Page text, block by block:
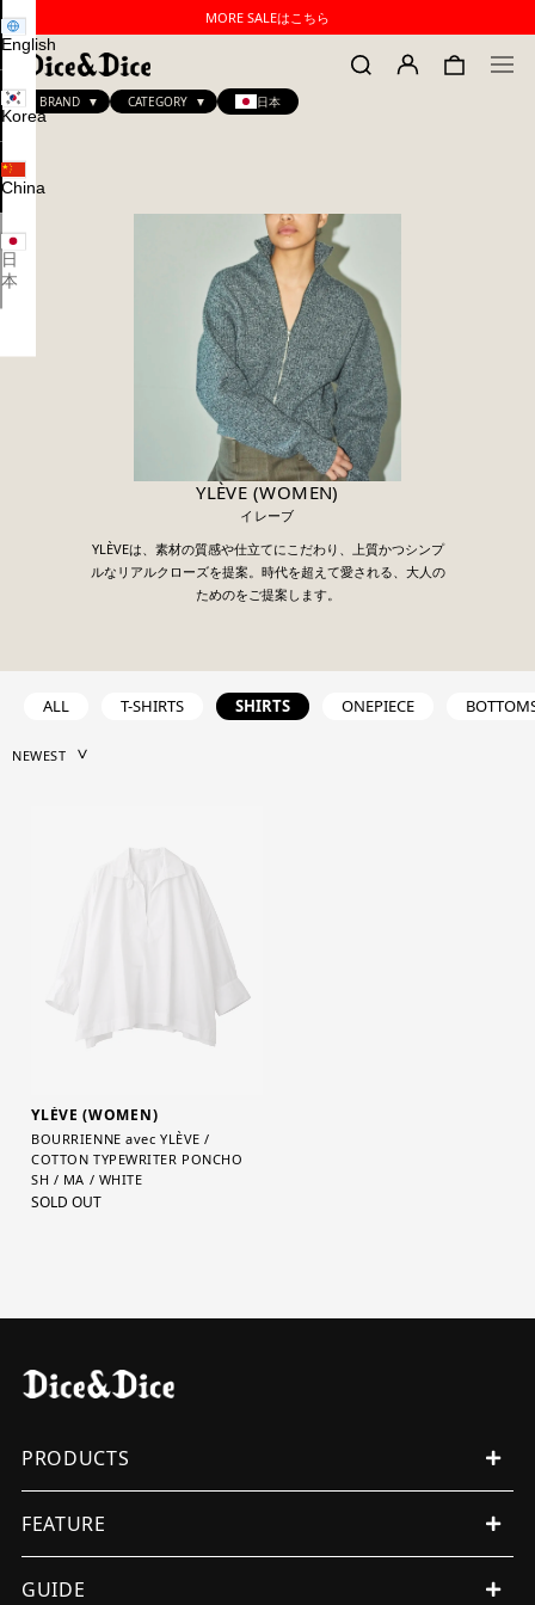
MORE SALEはこちら
BRAND CATEGORY 日本
English
Korea
China
日
本
YLÈVE (WOMEN)
イレーブ
YLÈVEは、素材の質感や仕立てにこだわり、上質かつシンプ
ルなリアルクローズを提案。時代を超えて愛される、大人の
ためのをご提案します。
ALL T-SHIRTS SHIRTS ONEPIECE
YLÈVE (WOMEN)
BOURRIENNE avec YLÈVE /
COTTON TYPEWRITER PONCHO
SH / MA / WHITE
SOLD OUT
PRODUCTS
MENS
ORIGINAL
FEATURE
GUIDE